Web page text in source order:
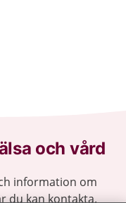
och vård
information om
du kan kontakta.